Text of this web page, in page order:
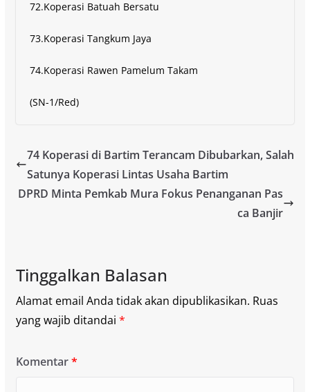
72.Koperasi Batuah Bersatu
73.Koperasi Tangkum Jaya
74.Koperasi Rawen Pamelum Takam
(SN-1/Red)
74 Koperasi di Bartim Terancam Dibubarkan, Salah
Satunya Koperasi Lintas Usaha Bartim
DPRD Minta Pemkab Mura Fokus Penanganan Pas
ca Banjir
Tinggalkan Balasan
Alamat email Anda tidak akan dipublikasikan. Ruas
yang wajib ditandai *
Komentar*